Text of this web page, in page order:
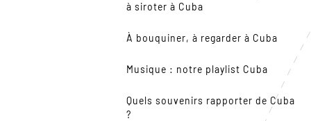
à siroter à Cuba
À bouquiner, à regarder à Cuba
Musique : notre playlist Cuba
Quels souvenirs rapporter de Cuba
?